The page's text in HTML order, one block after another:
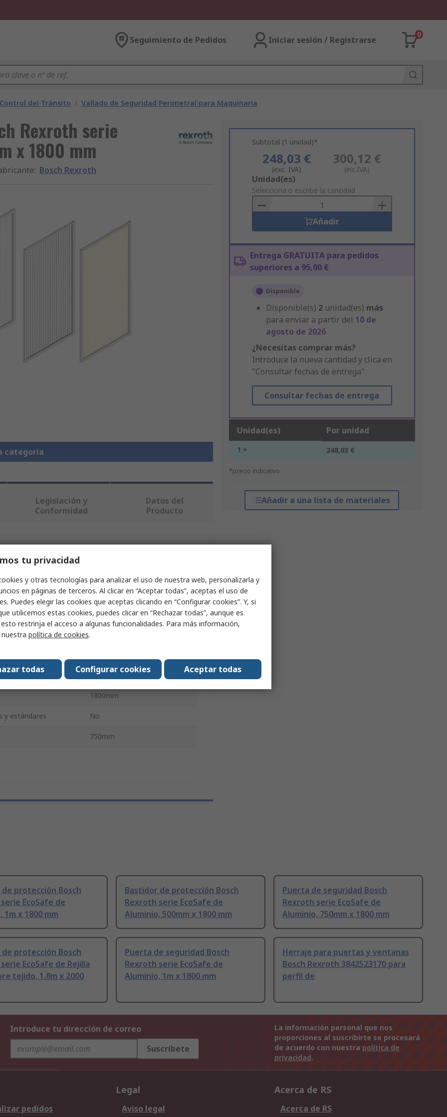
Seguimiento de Pedidos Iniciar sesión / Registrarse
0
del Tránsito / Vallado de Seguridad Perimetral para Maquinaria
Rexroth serie
x 1800 mm
: Bosch Rexroth
categoría
Subtotal (1 unidad)*
248,03 €
(exc. IVA)
300,12 €
(inc.IVA)
Add
to
Basket
Unidad(es)
Selecciona o escribe la cantidad
Añadir
Entrega GRATUITA para pedidos
superiores a 95,00 €
Disponible
Disponible(s) 2 unidad(es) más
para enviar a partir del 10 de
agosto de 2026
¿Necesitas comprar más?
Introduce la nueva cantidad y clica en
"Consultar fechas de entrega"
Consultar fechas de entrega
Unidad(es) Por unidad
1 + 248,03 €
*precio indicativo
Añadir a una lista de materiales
Legislación y
Conformidad
Datos del
Producto
uno o varios atributos.
Bosch Rexroth
Bastidor de protección
750mm
1800mm
y estándares No
750mm
protección Bosch
EcoSafe de
1m x 1800 mm
Bastidor de protección Bosch
Rexroth serie EcoSafe de
Aluminio, 500mm x 1800 mm
Puerta de seguridad Bosch
Rexroth serie EcoSafe de
Aluminio, 750mm x 1800 mm
protección Bosch
EcoSafe de Rejilla
tejido, 1.8m x 2000
Puerta de seguridad Bosch
Rexroth serie EcoSafe de
Aluminio, 1m x 1800 mm
Herraje para puertas y ventanas
Bosch Rexroth 3842523170 para
perfil de
Introduce tu dirección de correo
Suscríbete
La información personal que nos
proporciones al suscribirte se procesará
de acuerdo con nuestra política de
privacidad.
pedidos
Legal
Aviso legal
Acerca de RS
Acerca de RS
tu privacidad
y otras tecnologías para analizar el uso de nuestra web, personalizarla y
en páginas de terceros. Al clicar en “Aceptar todas”, aceptas el uso de
Puedes elegir las cookies que aceptas clicando en “Configurar cookies”. Y, si
utilicemos estas cookies, puedes clicar en “Rechazar todas”, aunque es
restrinja el acceso a algunas funcionalidades. Para más información,
política de cookies.
Aceptar todas
Configurar cookies
todas